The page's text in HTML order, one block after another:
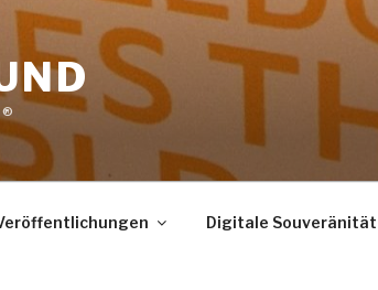
®
Digitale Souveränität